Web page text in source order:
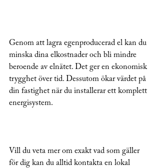
Genom att lagra egenproducerad el kan du
minska dina elkostnader och bli mindre
beroende av elnätet. Det ger en ekonomisk
trygghet över tid. Dessutom ökar värdet på
din fastighet när du installerar ett komplett
energisystem.
Vill du veta mer om exakt vad som gäller
för dig kan du alltid kontakta en lokal